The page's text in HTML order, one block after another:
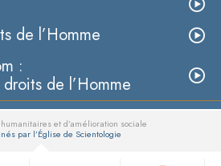
de l’Homme
:
de l’Homme
et d’amélioration sociale
par l’Église de Scientologie